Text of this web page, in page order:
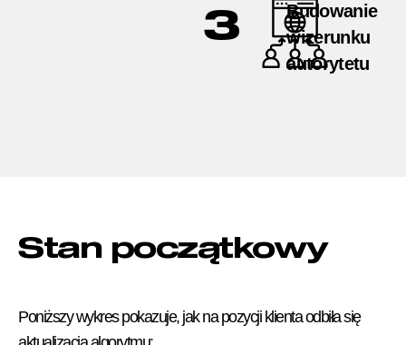
3
Budowanie
wizerunku
autorytetu
Stan początkowy
Poniższy wykres pokazuje, jak na pozycji klienta odbiła się